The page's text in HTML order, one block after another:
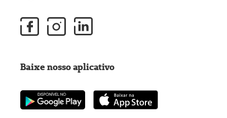
Baixe nosso aplicativo